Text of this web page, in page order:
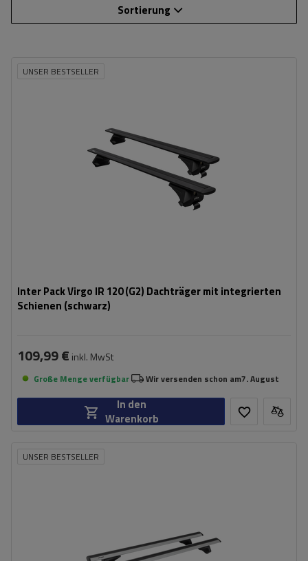
Sortierung
UNSER BESTSELLER
Inter Pack Virgo IR 120 (G2) Dachträger mit integrierten
Schienen (schwarz)
109,99 € inkl. MwSt
Große Menge verfügbar Wir versenden schon am7. August
In den
Warenkorb
UNSER BESTSELLER